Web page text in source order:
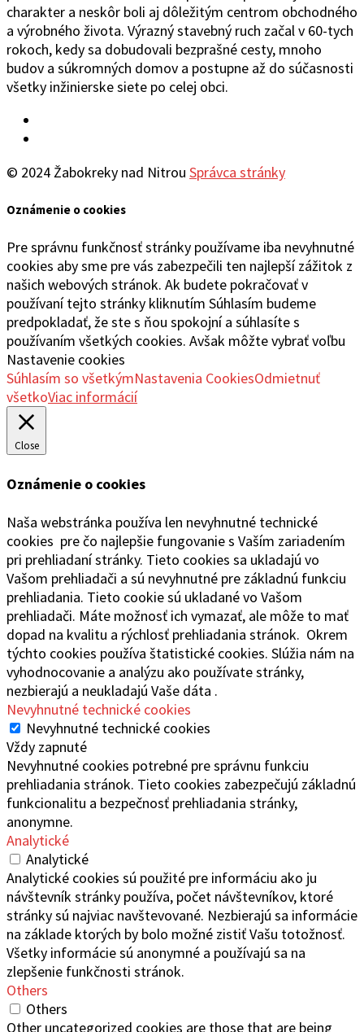
charakter a neskôr boli aj dôležitým centrom obchodného
a výrobného života. Výrazný stavebný ruch začal v 60-tych
rokoch, kedy sa dobudovali bezprašné cesty, mnoho
budov a súkromných domov a postupne až do súčasnosti
všetky inžinierske siete po celej obci.
© 2024 Žabokreky nad Nitrou Správca stránky
Oznámenie o cookies
Pre správnu funkčnosť stránky používame iba nevyhnutné
cookies aby sme pre vás zabezpečili ten najlepší zážitok z
našich webových stránok. Ak budete pokračovať v
používaní tejto stránky kliknutím Súhlasím budeme
predpokladať, že ste s ňou spokojní a súhlasíte s
používaním všetkých cookies. Avšak môžte vybrať voľbu
Nastavenie cookies
Súhlasím so všetkýmNastavenia CookiesOdmietnuť
všetkoViac informácií
Close
Oznámenie o cookies
Naša webstránka používa len nevyhnutné technické
cookies pre čo najlepšie fungovanie s Vaším zariadením
pri prehliadaní stránky. Tieto cookies sa ukladajú vo
Vašom prehliadači a sú nevyhnutné pre základnú funkciu
prehliadania. Tieto cookie sú ukladané vo Vašom
prehliadači. Máte možnosť ich vymazať, ale môže to mať
dopad na kvalitu a rýchlosť prehliadania stránok. Okrem
týchto cookies používa štatistické cookies. Slúžia nám na
vyhodnocovanie a analýzu ako používate stránky,
nezbierajú a neukladajú Vaše dáta .
Nevyhnutné technické cookies
Nevyhnutné technické cookies
Vždy zapnuté
Nevyhnutné cookies potrebné pre správnu funkciu
prehliadania stránok. Tieto cookies zabezpečujú základnú
funkcionalitu a bezpečnosť prehliadania stránky,
anonymne.
Analytické
Analytické
Analytické cookies sú použité pre informáciu ako ju
návštevník stránky používa, počet návštevníkov, ktoré
stránky sú najviac navštevované. Nezbierajú sa informácie
na základe ktorých by bolo možné zistiť Vašu totožnosť.
Všetky informácie sú anonymné a používajú sa na
zlepšenie funkčnosti stránok.
Others
Others
Other uncategorized cookies are those that are being